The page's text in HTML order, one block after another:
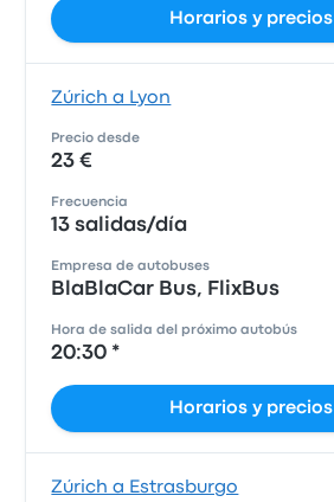
Horarios y precios
Zúrich a Lyon
Precio desde
23 €
Frecuencia
13 salidas/día
Empresa de autobuses
BlaBlaCar Bus, FlixBus
Hora de salida del próximo autobús
20:30 *
Horarios y precios
Zúrich a Estrasburgo